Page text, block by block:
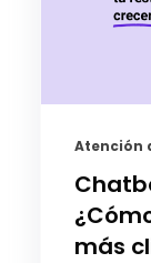
Atención
más